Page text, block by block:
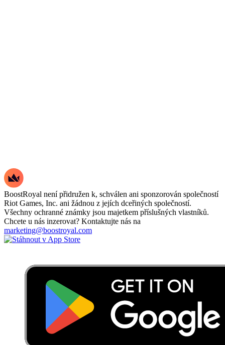
BoostRoyal není přidružen k, schválen ani sponzorován společností
Riot Games, Inc. ani žádnou z jejích dceřiných společností.
Všechny ochranné známky jsou majetkem příslušných vlastníků.
Chcete u nás inzerovat? Kontaktujte nás na
marketing@boostroyal.com